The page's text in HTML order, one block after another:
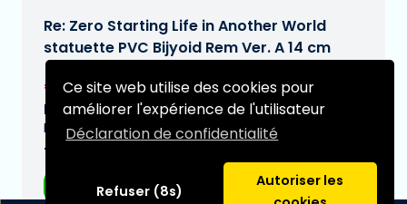
Ce site web utilise des cookies pour
améliorer l'expérience de l'utilisateur
Déclaration de confidentialité
Refuser (8s)
Autoriser les
Re: Zero Starting Life in Another World
statuette PVC Bijyoid Rem Ver. A 14 cm
€32,11[Sous réserve de modifications]
Date de livraison prévue:
N/A
Type:
Figurines d'anime